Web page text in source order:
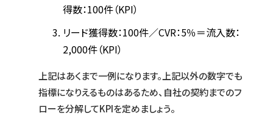
得数：100件（KPI）
リード獲得数：100件／CVR：5％＝流入数：
2,000件（KPI）
上記はあくまで一例になります。上記以外の数字でも
指標になりえるものはあるため、自社の契約までのフ
ローを分解してKPIを定めましょう。